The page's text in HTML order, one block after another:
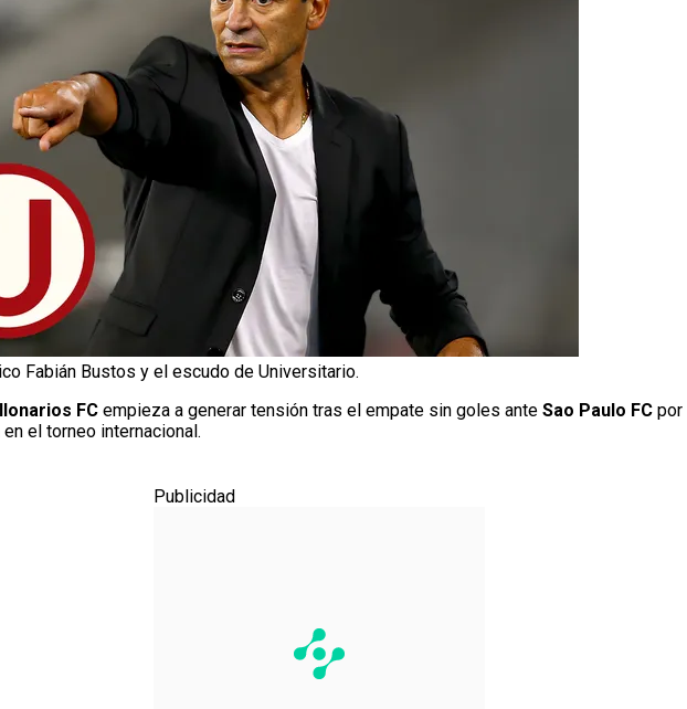
Fabián Bustos y el escudo de Universitario.
FC empieza a generar tensión tras el empate sin goles ante Sao Paulo FC por
el torneo internacional.
Publicidad